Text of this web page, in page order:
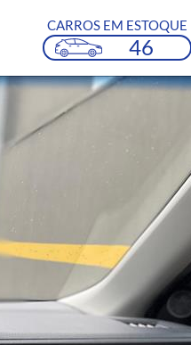
CARROS EM ESTOQUE
46